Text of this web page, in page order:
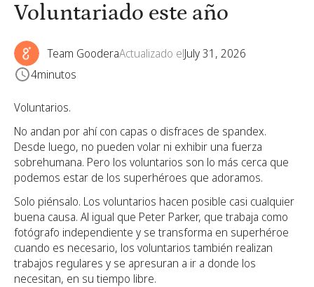
Voluntariado este año
Team GooderaActualizado elJuly 31, 2026
4minutos
Voluntarios.
No andan por ahí con capas o disfraces de spandex.
Desde luego, no pueden volar ni exhibir una fuerza
sobrehumana. Pero los voluntarios son lo más cerca que
podemos estar de los superhéroes que adoramos.
Solo piénsalo. Los voluntarios hacen posible casi cualquier
buena causa. Al igual que Peter Parker, que trabaja como
fotógrafo independiente y se transforma en superhéroe
cuando es necesario, los voluntarios también realizan
trabajos regulares y se apresuran a ir a donde los
necesitan, en su tiempo libre.